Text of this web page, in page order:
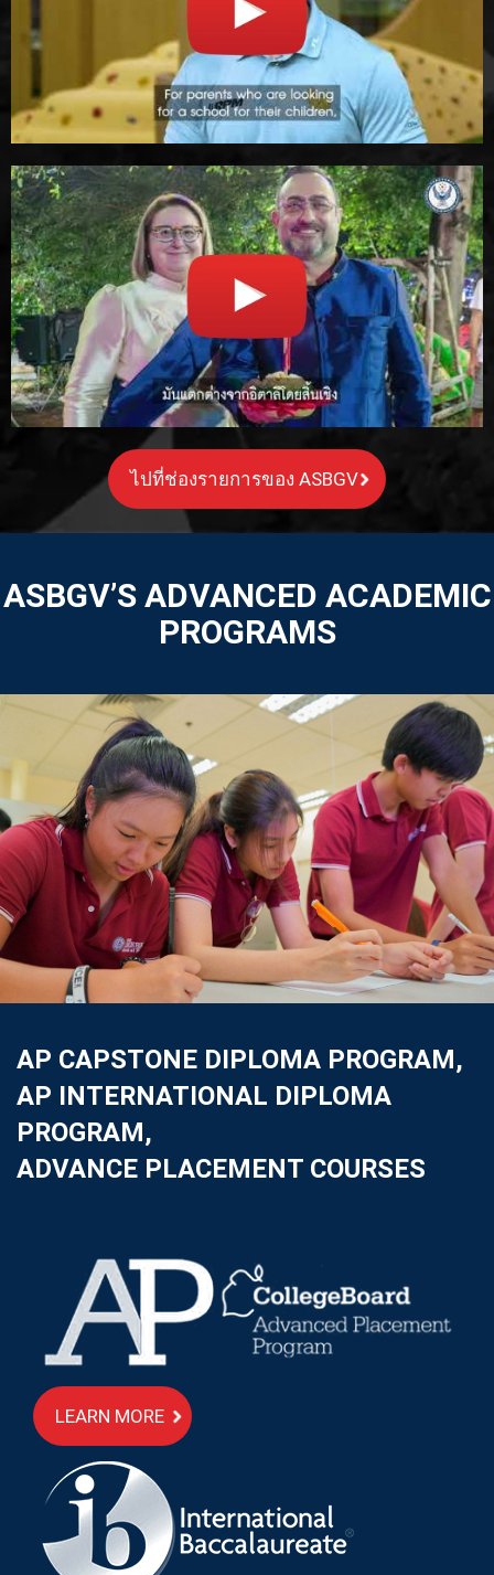
ไปที่ช่องรายการของ ASBGV
ASBGV’S ADVANCED ACADEMIC
PROGRAMS
AP CAPSTONE DIPLOMA PROGRAM,
AP INTERNATIONAL DIPLOMA
PROGRAM,
ADVANCE PLACEMENT COURSES
LEARN MORE